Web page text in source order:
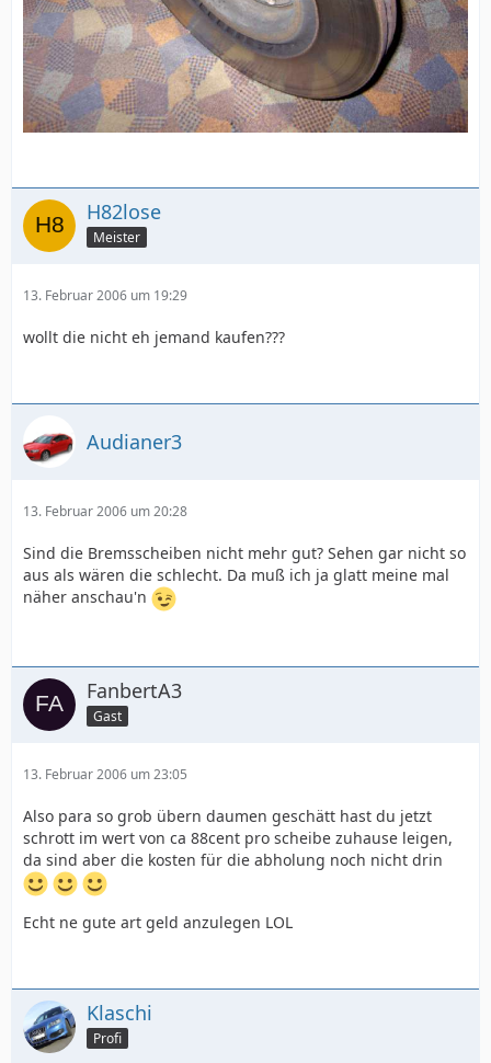
H82lose
Meister
13. Februar 2006 um 19:29
wollt die nicht eh jemand kaufen???
Audianer3
13. Februar 2006 um 20:28
Sind die Bremsscheiben nicht mehr gut? Sehen gar nicht so
aus als wären die schlecht. Da muß ich ja glatt meine mal
näher anschau'n
FanbertA3
Gast
13. Februar 2006 um 23:05
Also para so grob übern daumen geschätt hast du jetzt
schrott im wert von ca 88cent pro scheibe zuhause leigen,
da sind aber die kosten für die abholung noch nicht drin
Echt ne gute art geld anzulegen LOL
Klaschi
Profi